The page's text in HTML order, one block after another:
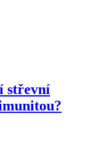
střevní